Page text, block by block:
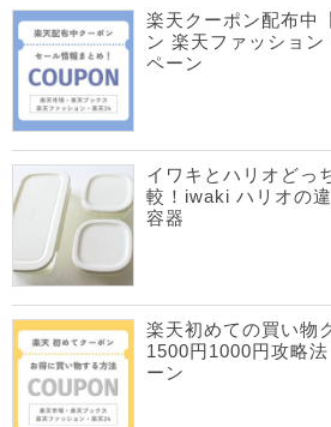
楽天クーポン配布中
ン 楽天ファッショ
ペーン
イワキとハリオどっ
較！iwaki ハリオの
容器
楽天初めての買い物
1500円1000円攻略
ーン